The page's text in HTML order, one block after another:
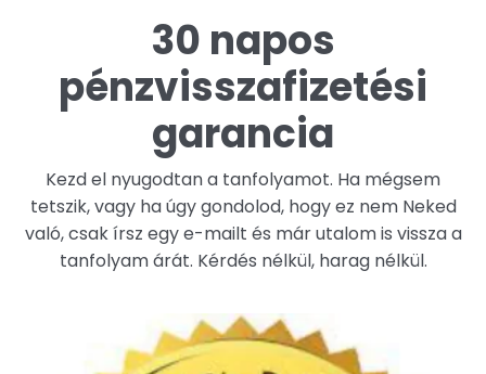
30 napos
pénzvisszafizetési
garancia
Kezd el nyugodtan a tanfolyamot. Ha mégsem
tetszik, vagy ha úgy gondolod, hogy ez nem Neked
való, csak írsz egy e-mailt és már utalom is vissza a
tanfolyam árát. Kérdés nélkül, harag nélkül.